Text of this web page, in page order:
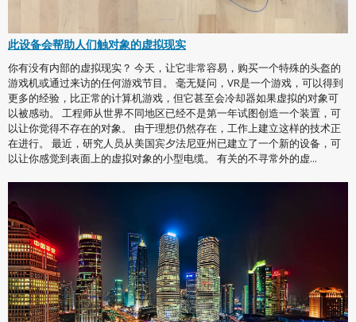
此设备会帮助人们触对象的虚拟现实
你有没有内部的虚拟现实？ 今天，让它非常容易，购买一个特殊的头盔的
游戏机或通过来访的任何游戏节目。 毫无疑问，VR是一个游戏，可以得到
更多的经验，比正常的计算机游戏，但它甚至会冷却器如果虚拟的对象可
以被感动。 工程师从世界不同地区已经不是第一年试图创造一个装置，可
以让你觉得不存在的对象。 由于理想仍然存在，工作上建立这样的技术正
在进行。 最近，研究人员从美国宾夕法尼亚州已建立了一个新的设备，可
以让你感觉到表面上的虚拟对象的小型电缆。 有关的不寻常外的虚...